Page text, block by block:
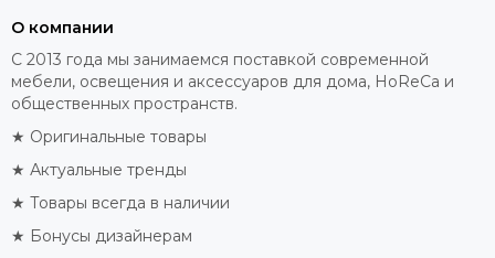
О компании
С 2013 года мы занимаемся поставкой современной
мебели, освещения и аксессуаров для дома, HoReCa и
общественных пространств.
★ Оригинальные товары
★ Актуальные тренды
★ Товары всегда в наличии
★ Бонусы дизайнерам